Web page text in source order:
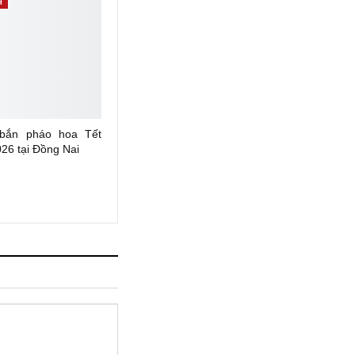
pháo hoa Tết
tại Đồng Nai